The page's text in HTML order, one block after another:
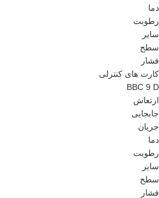
دما
رطوبت
سایر
سطح
فشار
کارت های کنترلی
BBC 9 D
ارتعاش
جابجایی
جریان
دما
رطوبت
سایر
سطح
فشار